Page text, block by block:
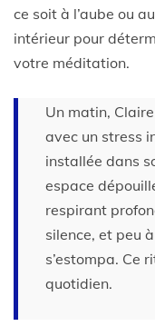
ce soit à l’aube ou
intérieur pour
votre méditation.
Un matin,
avec un stress
installée dans
espace
respirant
silence, et peu
s’estompa. Ce
quotidien.